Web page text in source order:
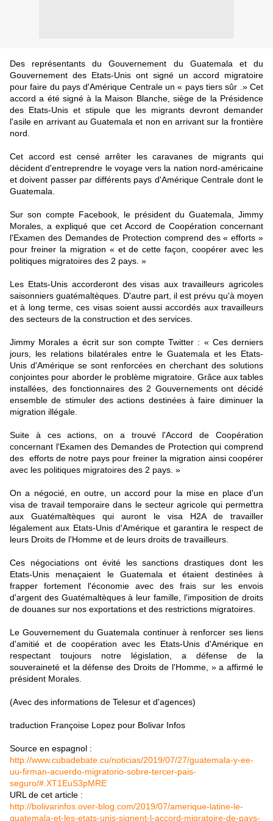
Des représentants du Gouvernement du Guatemala et du
Gouvernement des Etats-Unis ont signé un accord migratoire
pour faire du pays d'Amérique Centrale un « pays tiers sûr .» Cet
accord a été signé à la Maison Blanche, siège de la Présidence
des Etats-Unis et stipule que les migrants devront demander
l'asile en arrivant au Guatemala et non en arrivant sur la frontière
nord.
Cet accord est censé arrêter les caravanes de migrants qui
décident d'entreprendre le voyage vers la nation nord-américaine
et doivent passer par différents pays d'Amérique Centrale dont le
Guatemala.
Sur son compte Facebook, le président du Guatemala, Jimmy
Morales, a expliqué que cet Accord de Coopération concernant
l'Examen des Demandes de Protection comprend des « efforts »
pour freiner la migration « et de cette façon, coopérer avec les
politiques migratoires des 2 pays. »
Les Etats-Unis accorderont des visas aux travailleurs agricoles
saisonniers guatémaltèques. D'autre part, il est prévu qu'à moyen
et à long terme, ces visas soient aussi accordés aux travailleurs
des secteurs de la construction et des services.
Jimmy Morales a écrit sur son compte Twitter : « Ces derniers
jours, les relations bilatérales entre le Guatemala et les Etats-
Unis d'Amérique se sont renforcées en cherchant des solutions
conjointes pour aborder le problème migratoire. Grâce aux tables
installées, des fonctionnaires des 2 Gouvernements ont décidé
ensemble de stimuler des actions destinées à faire diminuer la
migration illégale.
Suite à ces actions, on a trouvé l'Accord de Coopération
concernant l'Examen des Demandes de Protection qui comprend
des efforts de notre pays pour freiner la migration ainsi coopérer
avec les politiques migratoires des 2 pays. »
On a négocié, en outre, un accord pour la mise en place d'un
visa de travail temporaire dans le secteur agricole qui permettra
aux Guatémaltèques qui auront le visa H2A de travailler
légalement aux Etats-Unis d'Amérique et garantira le respect de
leurs Droits de l'Homme et de leurs droits de travailleurs.
Ces négociations ont évité les sanctions drastiques dont les
Etats-Unis menaçaient le Guatemala et étaient destinées à
frapper fortement l'économie avec des frais sur les envois
d'argent des Guatémaltèques à leur famille, l'imposition de droits
de douanes sur nos exportations et des restrictions migratoires.
Le Gouvernement du Guatemala continuer à renforcer ses liens
d'amitié et de coopération avec les Etats-Unis d'Amérique en
respectant toujours notre législation, a défense de la
souveraineté et la défense des Droits de l'Homme, » a affirmé le
président Morales.
(Avec des informations de Telesur et d'agences)
traduction Françoise Lopez pour Bolivar Infos
Source en espagnol :
http://www.cubadebate.cu/noticias/2019/07/27/guatemala-y-ee-
uu-firman-acuerdo-migratorio-sobre-tercer-pais-
seguro/#.XT1EuS3pMRE
URL de cet article :
http://bolivarinfos.over-blog.com/2019/07/amerique-latine-le-
guatemala-et-les-etats-unis-signent-l-accord-migratoire-de-pays-